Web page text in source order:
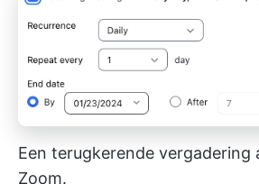
Een terugkerende vergadering
Zoom.